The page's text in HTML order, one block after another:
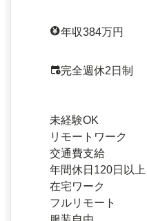
年収384万円
完全週休2日制
未経験OK
リモートワーク
交通費支給
年間休日120日以上
在宅ワーク
フルリモート